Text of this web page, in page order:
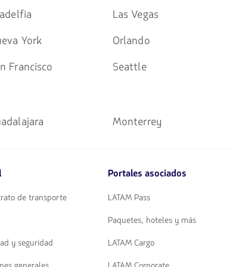
Las Vegas
York Orlando
Francisco Seattle
Monterrey
de transporte
y seguridad
Portales asociados
LATAM Pass
Paquetes, hoteles y más
LATAM Cargo